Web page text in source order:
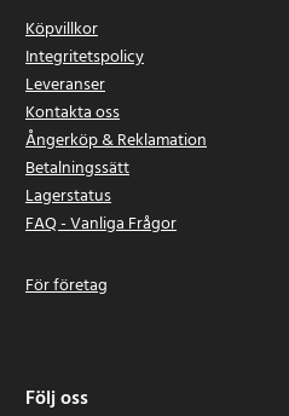
Köpvillkor
Integritetspolicy
Leveranser
Kontakta oss
Ångerköp & Reklamation
Betalningssätt
Lagerstatus
FAQ - Vanliga Frågor
För företag
Följ oss